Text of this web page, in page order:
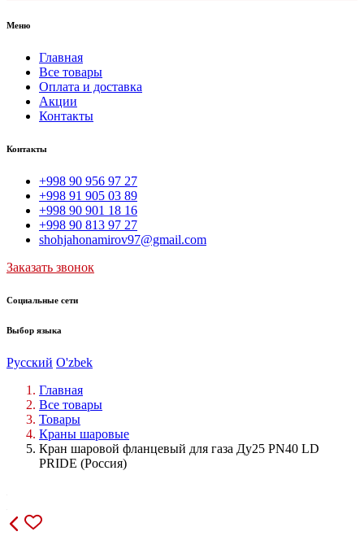
Меню
Главная
Все товары
Оплата и доставка
Акции
Контакты
Контакты
+998 90 956 97 27
+998 91 905 03 89
+998 90 901 18 16
+998 90 813 97 27
shohjahonamirov97@gmail.com
Заказать звонок
Социальные сети
Выбор языка
Русский O'zbek
Главная
Все товары
Товары
Краны шаровые
Кран шаровой фланцевый для газа Ду25 PN40 LD
PRIDE (Россия)